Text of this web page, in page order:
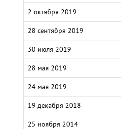
2 октября 2019
28 сентября 2019
30 июля 2019
28 мая 2019
24 мая 2019
19 декабря 2018
25 ноября 2014